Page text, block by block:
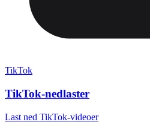
TikTok
TikTok-nedlaster
Last ned TikTok-videoer